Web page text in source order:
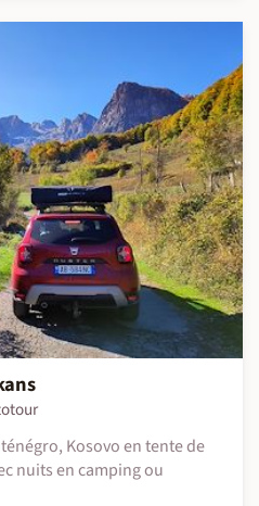
Kosovo en tente de
nuits en camping ou